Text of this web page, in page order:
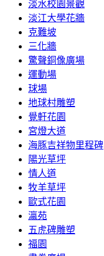
淡水校園景觀
淡江大學花牆
克難坡
三化牆
驚聲銅像廣場
運動場
球場
地球村雕塑
覺軒花園
宮燈大道
海豚吉祥物里程碑
陽光草坪
情人道
牧羊草坪
歐式花園
瀛苑
五虎碑雕塑
福園